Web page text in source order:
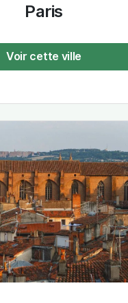
Paris
Voir cette ville